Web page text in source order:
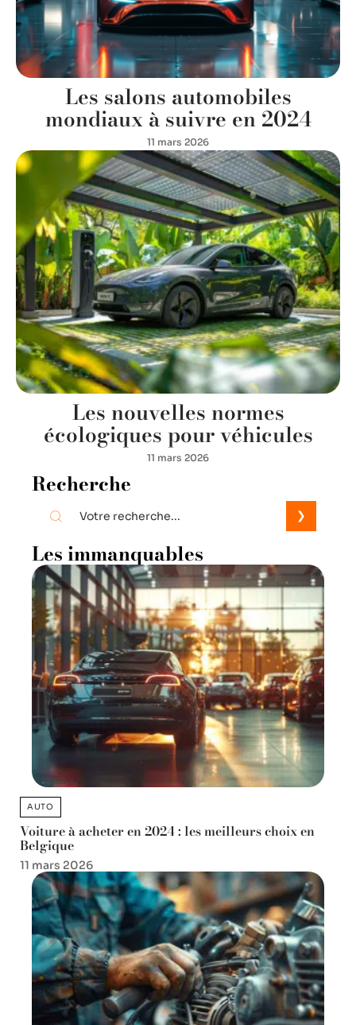
Les salons automobiles
mondiaux à suivre en 2024
11 mars 2026
Les nouvelles normes
écologiques pour véhicules
11 mars 2026
Recherche
Les immanquables
AUTO
Voiture à acheter en 2024 : les meilleurs choix en
Belgique
11 mars 2026